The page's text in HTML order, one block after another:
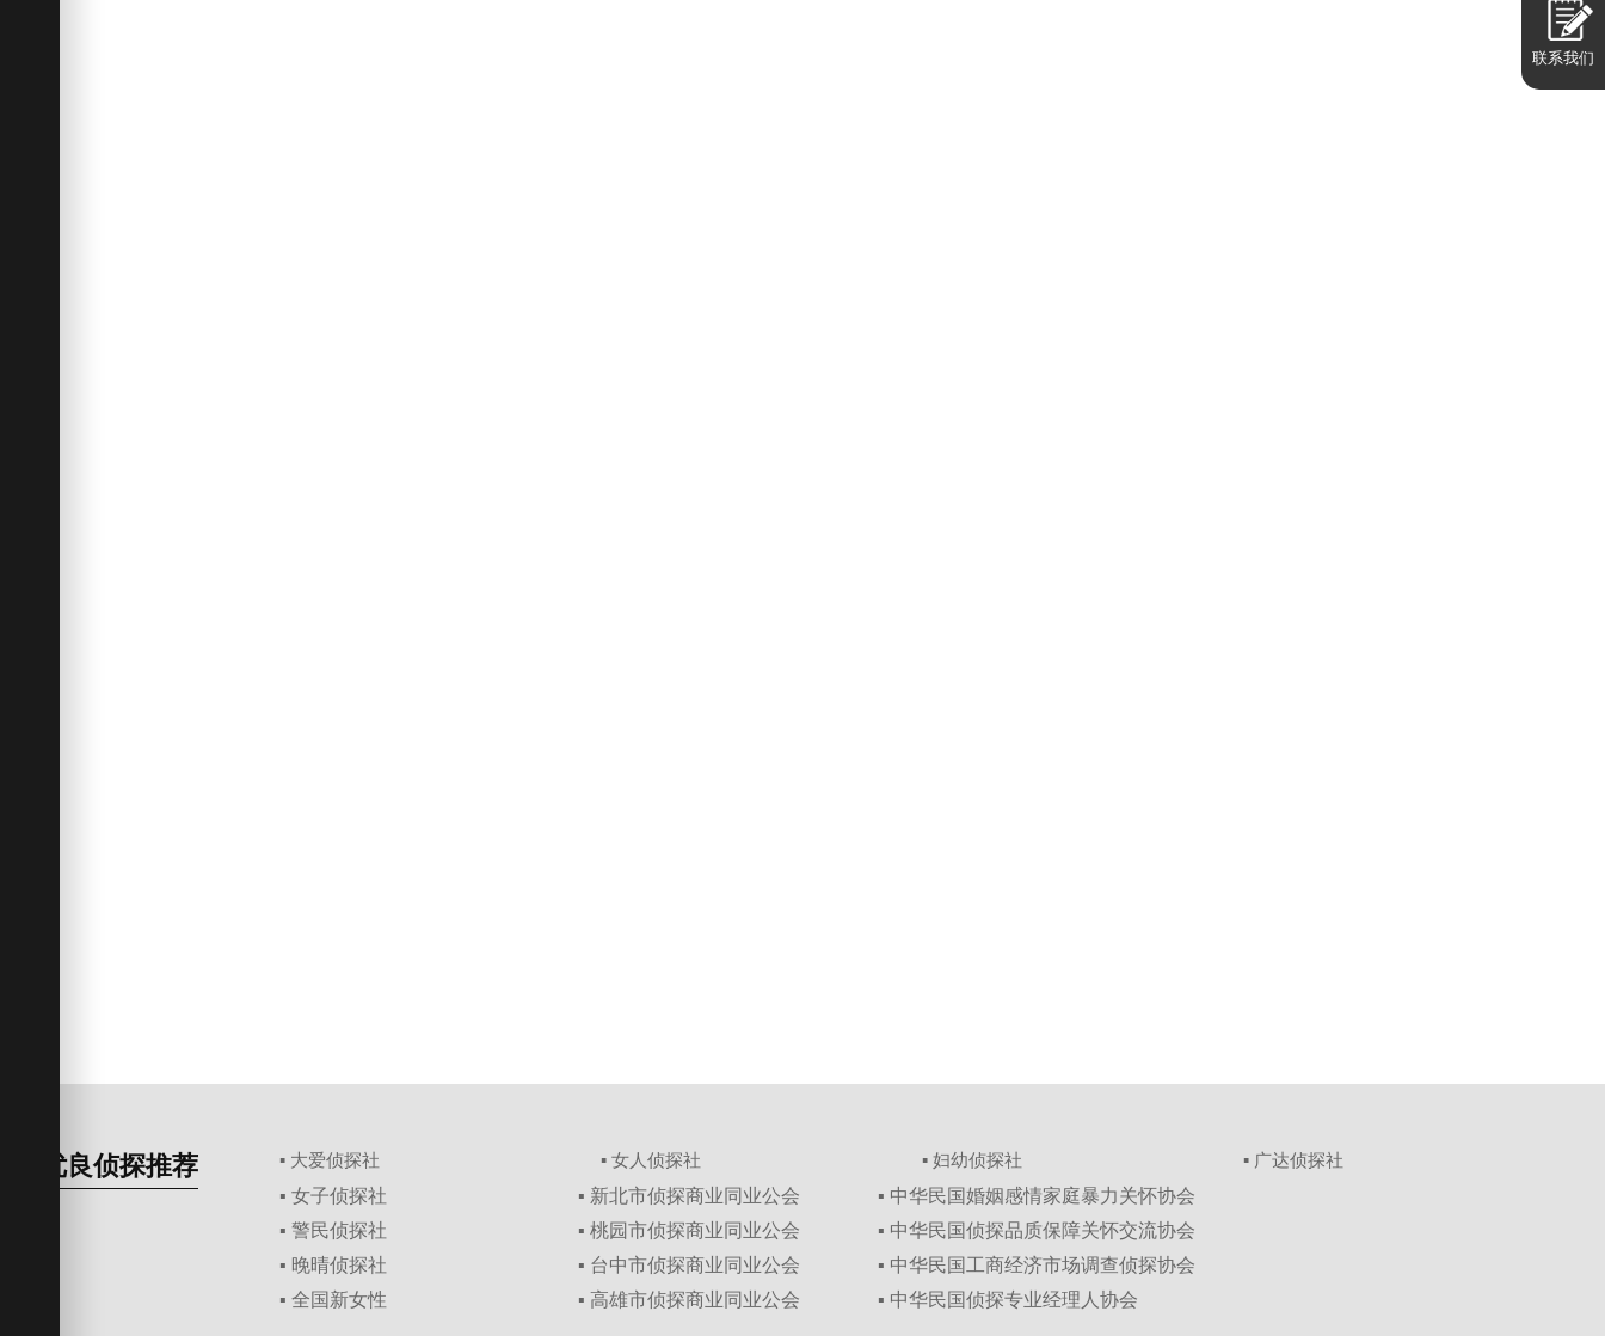
优良侦探推荐 ▪ 大爱侦探社 ▪ 女人侦探社 ▪ 妇幼侦探社 ▪ 广达侦探社
▪ 女子侦探社
▪ 警民侦探社
▪ 晚晴侦探社
▪ 全国新女性
▪ 新北市侦探商业同业公会
▪ 桃园市侦探商业同业公会
▪ 台中市侦探商业同业公会
▪ 高雄市侦探商业同业公会
▪ 中华民国婚姻感情家庭暴力关怀协会
▪ 中华民国侦探品质保障关怀交流协会
▪ 中华民国工商经济市场调查侦探协会
▪ 中华民国侦探专业经理人协会
联系我们